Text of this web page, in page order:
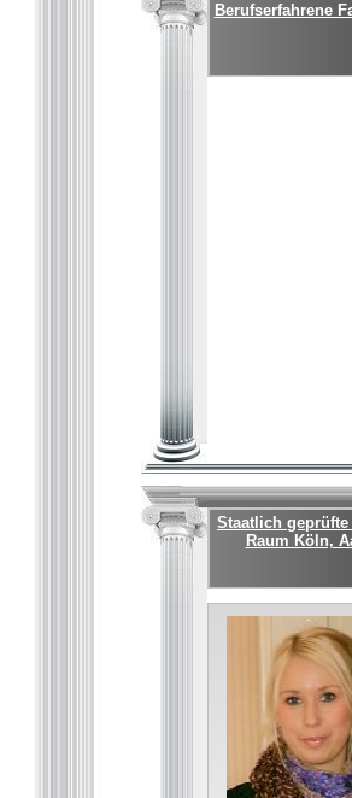
Berufserfahrene
Staatlich
Raum Köln,